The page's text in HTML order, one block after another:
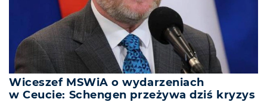
Wiceszef MSWiA o wydarzeniach
w Ceucie: Schengen przeżywa dziś kryzys